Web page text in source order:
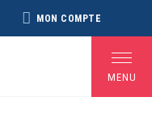
MON COMPTE
MENU